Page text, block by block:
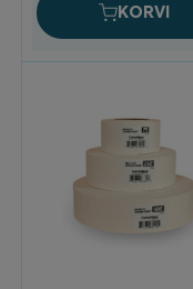
(3)
kogus
KORVI